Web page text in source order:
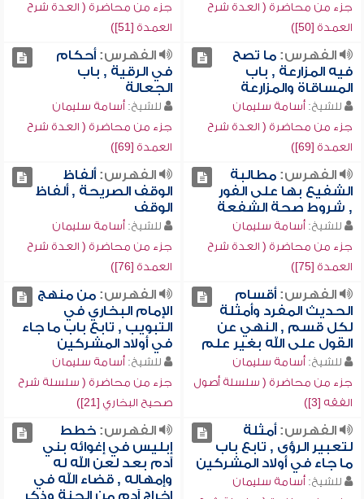
جزء من محاضرة ( العدة شرح
العمدة [50])
جزء من محاضرة ( العدة شرح
العمدة [51])
الفهرس:ما تصح
فيه المزارعة , باب
المساقاة والمزارعة
للشيخ: أسامة سليمان
جزء من محاضرة ( العدة شرح
العمدة [69])
الفهرس:أحكام
في الرقية , باب
الجعالة
للشيخ: أسامة سليمان
جزء من محاضرة ( العدة شرح
العمدة [69])
الفهرس:مطالبة
الشفيع بها على الفور
, شروط صحة الشفعة
للشيخ: أسامة سليمان
جزء من محاضرة ( العدة شرح
العمدة [75])
الفهرس:ألفاظ
الوقف الصريحة , ألفاظ
الوقف
للشيخ: أسامة سليمان
جزء من محاضرة ( العدة شرح
العمدة [76])
الفهرس:أقسام
الحديث المفرد وأمثلة
لكل قسم , النهي عن
القول على الله بغير علم
للشيخ: أسامة سليمان
جزء من محاضرة ( سلسلة أصول
الفقه [3])
الفهرس:من منهج
الإمام البخاري في
التبويب , تابع باب ما جاء
في أولاد المشركين
للشيخ: أسامة سليمان
جزء من محاضرة ( سلسلة شرح
صحيح البخاري [21])
الفهرس:أمثلة
لتعبير الرؤى , تابع باب
ما جاء في أولاد المشركين
للشيخ: أسامة سليمان
الفهرس:خطط
إبليس في إغوائه بني
آدم بعد لعن الله له
وإمهاله , قضاء الله في
إخراج آدم من الجنة وذكر